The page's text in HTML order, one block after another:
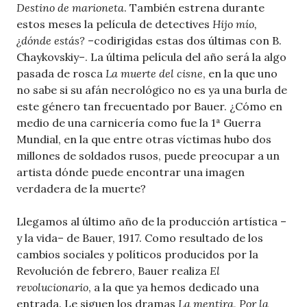
Destino de marioneta. También estrena durante
estos meses la película de detectives Hijo mío,
¿dónde estás? –codirigidas estas dos últimas con B.
Chaykovskiy–. La última película del año será la algo
pasada de rosca La muerte del cisne, en la que uno
no sabe si su afán necrológico no es ya una burla de
este género tan frecuentado por Bauer. ¿Cómo en
medio de una carnicería como fue la 1ª Guerra
Mundial, en la que entre otras víctimas hubo dos
millones de soldados rusos, puede preocupar a un
artista dónde puede encontrar una imagen
verdadera de la muerte?
Llegamos al último año de la producción artística –
y la vida– de Bauer, 1917. Como resultado de los
cambios sociales y políticos producidos por la
Revolución de febrero, Bauer realiza El
revolucionario, a la que ya hemos dedicado una
entrada. Le siguen los dramas La mentira, Por la